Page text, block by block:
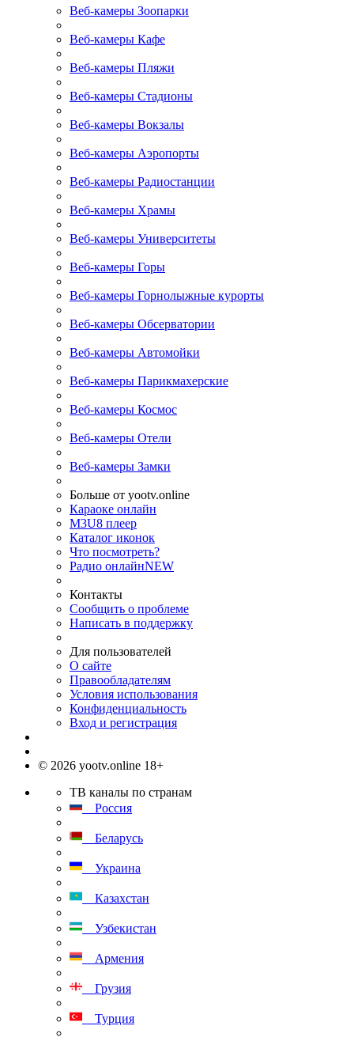
Веб-камеры Зоопарки
Веб-камеры Кафе
Веб-камеры Пляжи
Веб-камеры Стадионы
Веб-камеры Вокзалы
Веб-камеры Аэропорты
Веб-камеры Радиостанции
Веб-камеры Храмы
Веб-камеры Университеты
Веб-камеры Горы
Веб-камеры Горнолыжные курорты
Веб-камеры Обсерватории
Веб-камеры Автомойки
Веб-камеры Парикмахерские
Веб-камеры Космос
Веб-камеры Отели
Веб-камеры Замки
Больше от yootv.online
Караоке онлайн
M3U8 плеер
Каталог иконок
Что посмотреть?
Радио онлайнNEW
Контакты
Сообщить о проблеме
Написать в поддержку
Для пользователей
О сайте
Правообладателям
Условия использования
Конфиденциальность
Вход и регистрация
© 2026 yootv.online 18+
ТВ каналы по странам
Россия
Беларусь
Украина
Казахстан
Узбекистан
Армения
Грузия
Турция